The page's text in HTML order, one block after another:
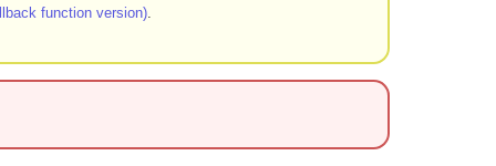
function version).